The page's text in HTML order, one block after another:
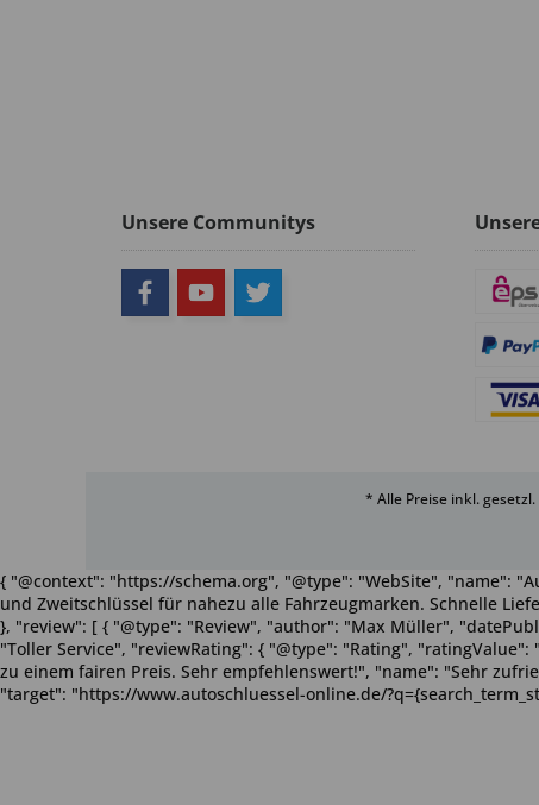
Unsere Communitys
* Alle Preise inkl.
{ "@context": "https://schema.org", "@type": "WebSite", "name":
und Zweitschlüssel für nahezu alle Fahrzeugmarken. Schnelle
}, "review": [ { "@type": "Review", "author": "Max Müller",
"Toller Service", "reviewRating": { "@type": "Rating",
zu einem fairen Preis. Sehr empfehlenswert!", "name": "Sehr
"target": "https://www.autoschluessel-online.de/